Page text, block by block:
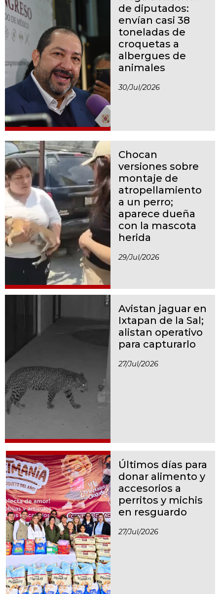
de diputados:
envían casi 38
toneladas de
croquetas a
albergues de
animales
30/jul/2026
Chocan
versiones sobre
montaje de
atropellamiento
a un perro;
aparece dueña
con la mascota
herida
29/jul/2026
Avistan jaguar en
Ixtapan de la Sal;
alistan operativo
para capturarlo
27/jul/2026
Últimos días para
donar alimento y
accesorios a
perritos y michis
en resguardo
27/jul/2026